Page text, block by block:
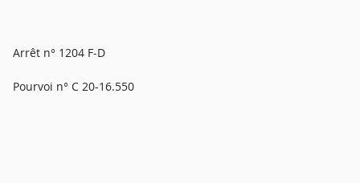
Arrêt n° 1204 F-D
Pourvoi n° C 20-16.550